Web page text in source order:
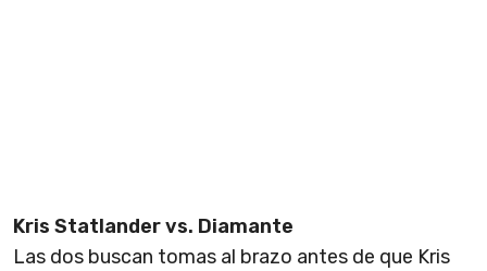
Kris Statlander vs. Diamante
Las dos buscan tomas al brazo antes de que Kris